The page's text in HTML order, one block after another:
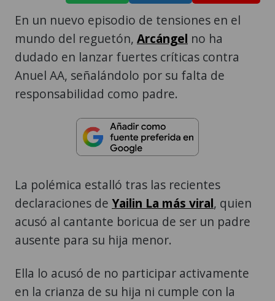
En un nuevo episodio de tensiones en el
mundo del reguetón, Arcángel no ha
dudado en lanzar fuertes críticas contra
Anuel AA, señalándolo por su falta de
responsabilidad como padre.
La polémica estalló tras las recientes
declaraciones de Yailin La más viral, quien
acusó al cantante boricua de ser un padre
ausente para su hija menor.
Ella lo acusó de no participar activamente
en la crianza de su hija ni cumple con la